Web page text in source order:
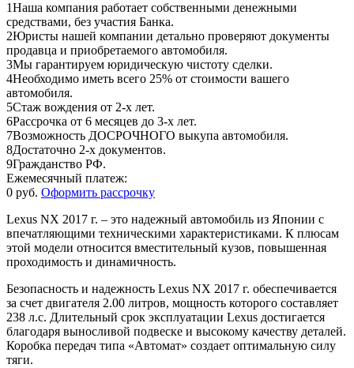
1Наша компания работает собственными денежными
средствами, без участия Банка.
2Юристы нашей компании детально проверяют документы
продавца и приобретаемого автомобиля.
3Мы гарантируем юридическую чистоту сделки.
4Необходимо иметь всего 25% от стоимости вашего
автомобиля.
5Стаж вождения от 2-х лет.
6Рассрочка от 6 месяцев до 3-х лет.
7Возможность ДОСРОЧНОГО выкупа автомобиля.
8Достаточно 2-х документов.
9Гражданство РФ.
Ежемесячный платеж:
0 руб. Оформить рассрочку
Lexus NX 2017 г. – это надежный автомобиль из Японии с
впечатляющими техническими характеристиками. К плюсам
этой модели относится вместительный кузов, повышенная
проходимость и динамичность.
Безопасность и надежность Lexus NX 2017 г. обеспечивается
за счет двигателя 2.00 литров, мощность которого составляет
238 л.с. Длительный срок эксплуатации Lexus достигается
благодаря выносливой подвеске и высокому качеству деталей.
Коробка передач типа «Автомат» создает оптимальную силу
тяги.